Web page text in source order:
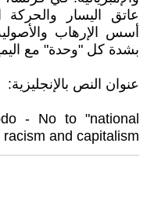
عاتق اليسار
أسس الإرهاب
بشدة كل "وحدة" مع
عنوان النص بالإنجليزية:
- No to "national
and capitalism!